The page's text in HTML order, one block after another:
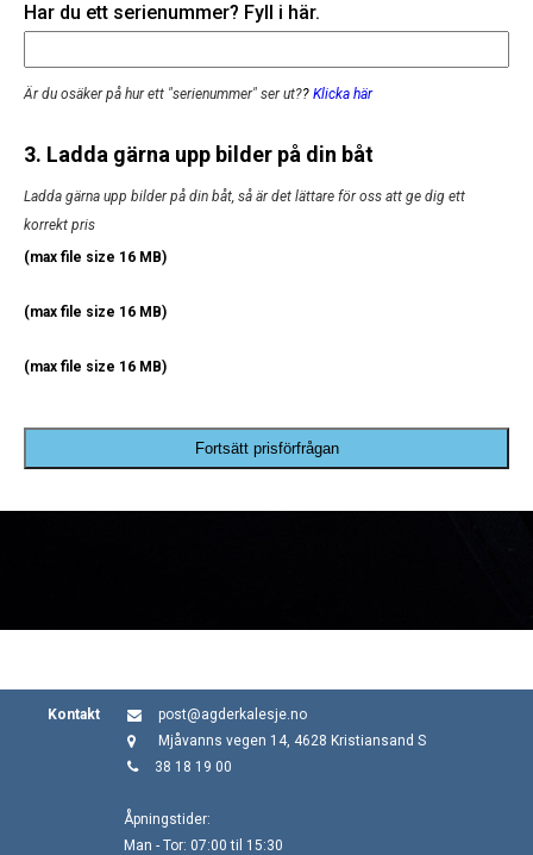
Har du ett serienummer? Fyll i här.
Är du osäker på hur ett "serienummer" ser ut?? Klicka här
3. Ladda gärna upp bilder på din båt
Ladda gärna upp bilder på din båt, så är det lättare för oss att ge dig ett
korrekt pris
(max file size 16 MB)
(max file size 16 MB)
(max file size 16 MB)
Fortsätt prisförfrågan
Kontakt
post@agderkalesje.no
Mjåvanns vegen 14, 4628 Kristiansand S
38 18 19 00
Åpningstider:
Man - Tor: 07:00 til 15:30